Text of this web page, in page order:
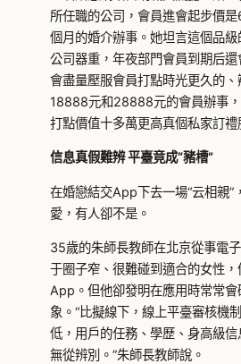
所任職的公司，會員進會起步價
個月的婚介辦事。她坦言這個品
公司器重，年夜部門會員到期后
會盡量壓服會員打點時光更久的
18888元和28888元的會員辦事
打點價值十多萬更高真個私家訂禮
信息真假難辨 平臺竟成“豬槽”
在婚戀結交App下去一場“云相親”
愛，有人卻不是。
35歲的朱師長教師在北京從事電
于圈子窄、很難碰到適合的女性
App。但他卻發明在應用時常常
象。“比擬線下，線上平臺審核機
低，用戶的任務、學歷、身高級
無從辨別。”朱師長教師說。